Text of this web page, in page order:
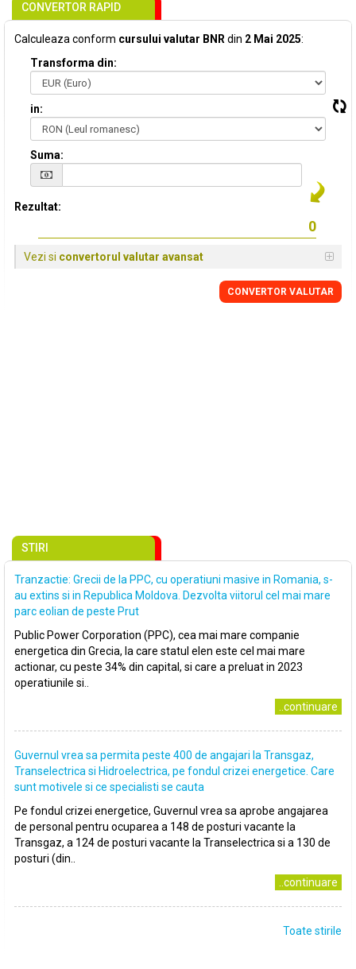
CONVERTOR RAPID
Calculeaza conform cursului valutar BNR din 2 Mai 2025:
Transforma din:
in:
Suma:
Rezultat:
Vezi si convertorul valutar avansat
CONVERTOR VALUTAR
STIRI
Tranzactie: Grecii de la PPC, cu operatiuni masive in Romania, s-
au extins si in Republica Moldova. Dezvolta viitorul cel mai mare
parc eolian de peste Prut
Public Power Corporation (PPC), cea mai mare companie
energetica din Grecia, la care statul elen este cel mai mare
actionar, cu peste 34% din capital, si care a preluat in 2023
operatiunile si..
..continuare
Guvernul vrea sa permita peste 400 de angajari la Transgaz,
Transelectrica si Hidroelectrica, pe fondul crizei energetice. Care
sunt motivele si ce specialisti se cauta
Pe fondul crizei energetice, Guvernul vrea sa aprobe angajarea
de personal pentru ocuparea a 148 de posturi vacante la
Transgaz, a 124 de posturi vacante la Transelectrica si a 130 de
posturi (din..
..continuare
Toate stirile